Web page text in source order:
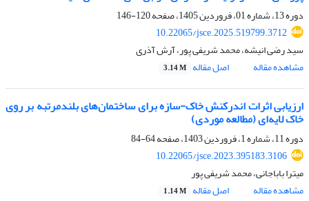
دوره 13، شماره 01، فروردین 1405، صفحه
120-146
10.22065/jsce.2025.519799.3712
سید رضی انیشه، محمد شریفی پور، آرش آذری
مشاهده مقاله
اصل مقاله 3.14 M
ارزیابی اثرات اندرکنش خاک-سازه برای ساختمان‌های بلند‌مرتبه بر روی
خاک لایه‌ای (مطالعه موردی)
دوره 11، شماره 1، فروردین 1403، صفحه
64-84
10.22065/jsce.2023.395183.3106
میترا باباجانی، محمد شریفی پور
مشاهده مقاله
اصل مقاله 1.14 M